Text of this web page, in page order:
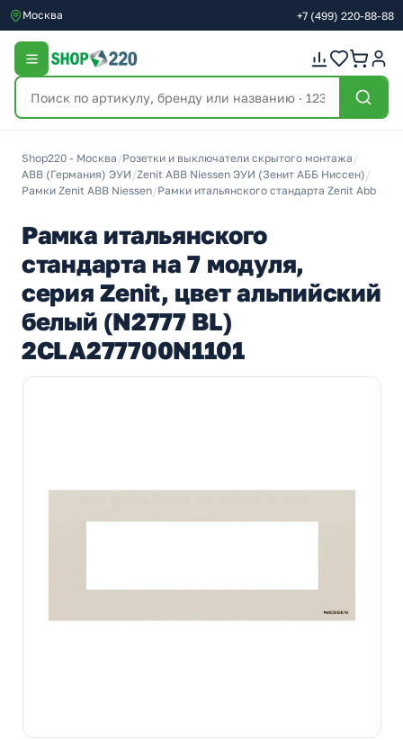
Москва +7 (499) 220-88-88
Shop220 - Москва /Розетки и выключатели скрытого монтажа /
ABB (Германия) ЭУИ /Zenit ABB Niessen ЭУИ (Зенит АББ Ниссен) /
Рамки Zenit ABB Niessen/Рамки итальянского стандарта Zenit Abb
Рамка итальянского
стандарта на 7 модуля,
серия Zenit, цвет альпийский
белый (N2777 BL)
2CLA277700N1101